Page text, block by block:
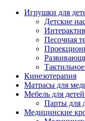
Игрушки для
Детские
Песочная
Кинезотерапия
Матрасы для
Мебель для
Парты для
Медицинские